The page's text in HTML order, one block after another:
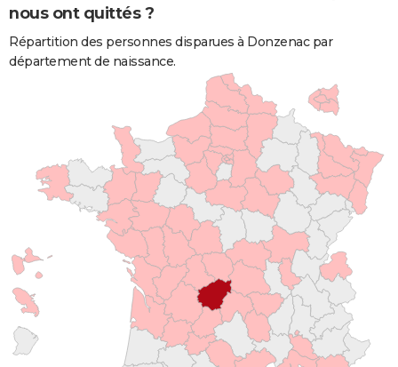
nous ont quittés ?
Répartition des personnes disparues à Donzenac par
département de naissance.